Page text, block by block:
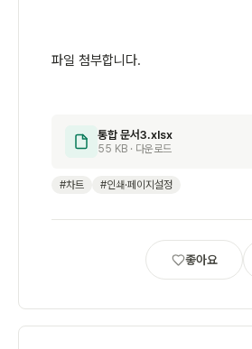
파일 첨부합니다.
통합 문서3.xlsx
55 KB · 다운로드
#차트 #인쇄·페이지설정
좋아요